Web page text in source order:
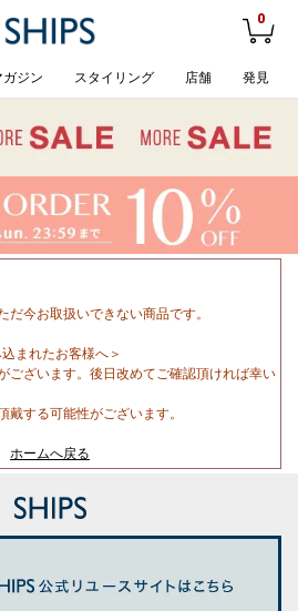
0
ガジン スタイリング 店舗 発見
だ今お取扱いできない商品です。
まれたお客様へ＞
ございます。後日改めてご確認頂ければ幸い
する可能性がございます。
ホームへ戻る